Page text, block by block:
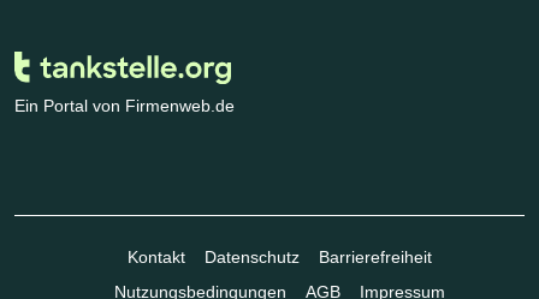
Ein Portal von Firmenweb.de
Kontakt Datenschutz
Barrierefreiheit
Nutzungsbedingungen
AGB Impressum